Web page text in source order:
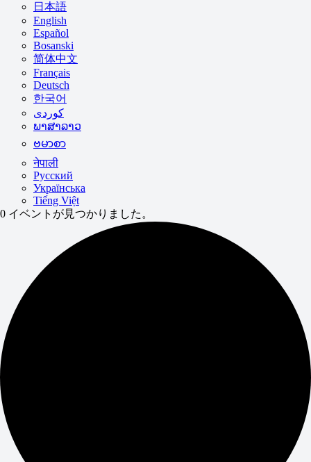
日本語
English
Español
Bosanski
简体中文
Français
Deutsch
한국어
ພາສາລາວ
ဗမာစာ
नेपाली
Русский
Українська
Tiếng Việt
0 イベントが見つかりました。